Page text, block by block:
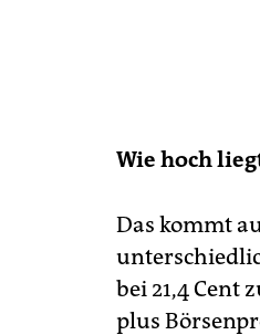
Wie hoch
Das kommt
bei 21,4 Cent
plus